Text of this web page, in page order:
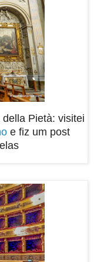
Pietà: visitei
e fiz um post